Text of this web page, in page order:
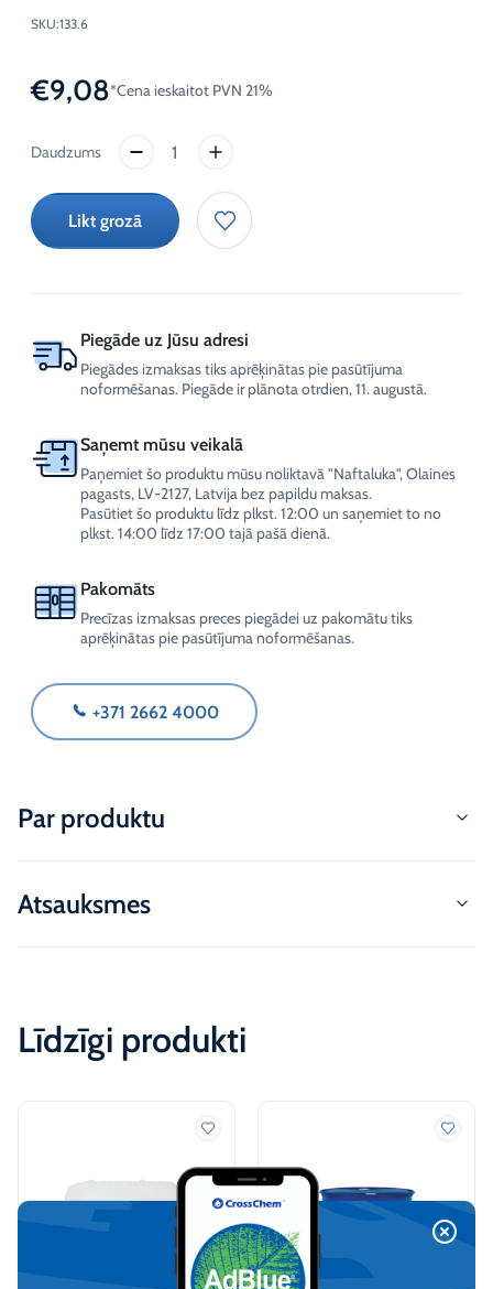
SKU:133.6
€9,08*Cena ieskaitot PVN 21%
CrossChem
Atsvaidzinātājs
LAST
CHANCE,
Likt grozā
Piegāde uz Jūsu adresi
Piegādes izmaksas tiks aprēķinātas pie pasūtījuma
noformēšanas. Piegāde ir plānota otrdien, 11. augustā.
Saņemt mūsu veikalā
Paņemiet šo produktu mūsu noliktavā "Naftaluka", Olaines
pagasts, LV-2127, Latvija bez papildu maksas.
Pasūtiet šo produktu līdz plkst. 12:00 un saņemiet to no
plkst. 14:00 līdz 17:00 tajā pašā dienā.
Pakomāts
Precīzas izmaksas preces piegādei uz pakomātu tiks
aprēķinātas pie pasūtījuma noformēšanas.
+371 2662 4000
Par produktu
Atsauksmes
Līdzīgi produkti